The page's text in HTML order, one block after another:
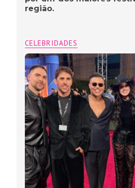
região.
CELEBRIDADES